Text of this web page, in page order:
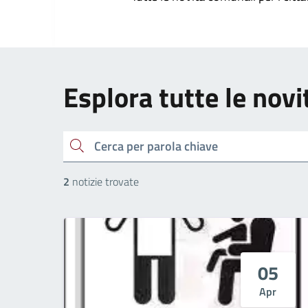
Esplora tutte le
cerca
2 notizie trovate
05
Apr